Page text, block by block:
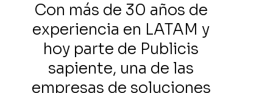
Con más de 30 años de
experiencia en LATAM y
hoy parte de Publicis
sapiente, una de las
empresas de soluciones